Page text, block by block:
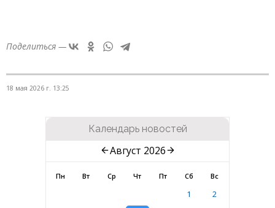
Поделиться —
18 мая 2026 г. 13:25
Календарь новостей
Август 2026
Пн Вт Ср Чт Пт Сб Вс
1
2